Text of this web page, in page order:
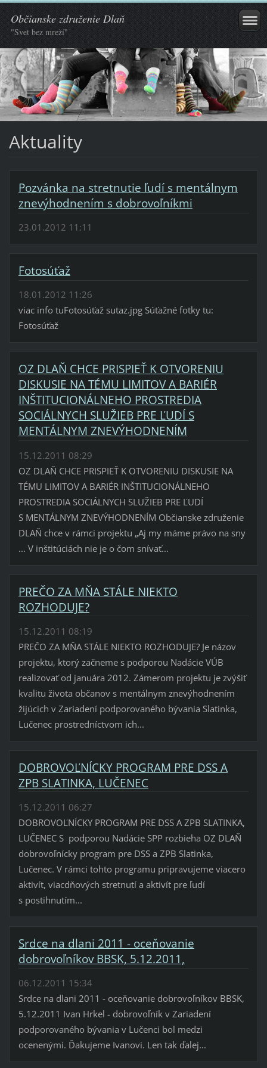
Občianske združenie Dlaň
"Svet bez mreží"
Aktuality
Pozvánka na stretnutie ľudí s mentálnym
znevýhodnením s dobrovoľníkmi
23.01.2012 11:11
Fotosúťaž
18.01.2012 11:26
viac info tuFotosúťaž sutaz.jpg Súťažné fotky tu:
Fotosúťaž
OZ DLAŇ CHCE PRISPIEŤ K OTVORENIU
DISKUSIE NA TÉMU LIMITOV A BARIÉR
INŠTITUCIONÁLNEHO PROSTREDIA
SOCIÁLNYCH SLUŽIEB PRE ĽUDÍ S
MENTÁLNYM ZNEVÝHODNENÍM
15.12.2011 08:29
OZ DLAŇ CHCE PRISPIEŤ K OTVORENIU DISKUSIE NA
TÉMU LIMITOV A BARIÉR INŠTITUCIONÁLNEHO
PROSTREDIA SOCIÁLNYCH SLUŽIEB PRE ĽUDÍ
S MENTÁLNYM ZNEVÝHODNENÍM Občianske združenie
DLAŇ chce v rámci projektu „Aj my máme právo na sny
... V inštitúciách nie je o čom snívať...
PREČO ZA MŇA STÁLE NIEKTO
ROZHODUJE?
15.12.2011 08:19
PREČO ZA MŇA STÁLE NIEKTO ROZHODUJE? Je názov
projektu, ktorý začneme s podporou Nadácie VÚB
realizovať od januára 2012. Zámerom projektu je zvýšiť
kvalitu života občanov s mentálnym znevýhodnením
žijúcich v Zariadení podporovaného bývania Slatinka,
Lučenec prostredníctvom ich...
DOBROVOĽNÍCKY PROGRAM PRE DSS A
ZPB SLATINKA, LUČENEC
15.12.2011 06:27
DOBROVOĽNÍCKY PROGRAM PRE DSS A ZPB SLATINKA,
LUČENEC S podporou Nadácie SPP rozbieha OZ DLAŇ
dobrovoľnícky program pre DSS a ZPB Slatinka,
Lučenec. V rámci tohto programu pripravujeme viacero
aktivít, viacdňových stretnutí a aktivít pre ľudí
s postihnutím...
Srdce na dlani 2011 - oceňovanie
dobrovoľníkov BBSK, 5.12.2011,
06.12.2011 15:34
Srdce na dlani 2011 - oceňovanie dobrovoľníkov BBSK,
5.12.2011 Ivan Hrkel - dobrovoľník v Zariadení
podporovaného bývania v Lučenci bol medzi
ocenenými. Ďakujeme Ivanovi. Len tak ďalej...